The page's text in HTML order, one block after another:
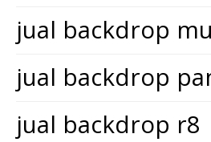
jual backdrop
jual backdrop
jual backdrop r8